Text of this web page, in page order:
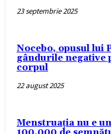
23 septembrie 2025
Nocebo, opusul lui
gândurile negative
corpul
22 august 2025
Menstruația nu e